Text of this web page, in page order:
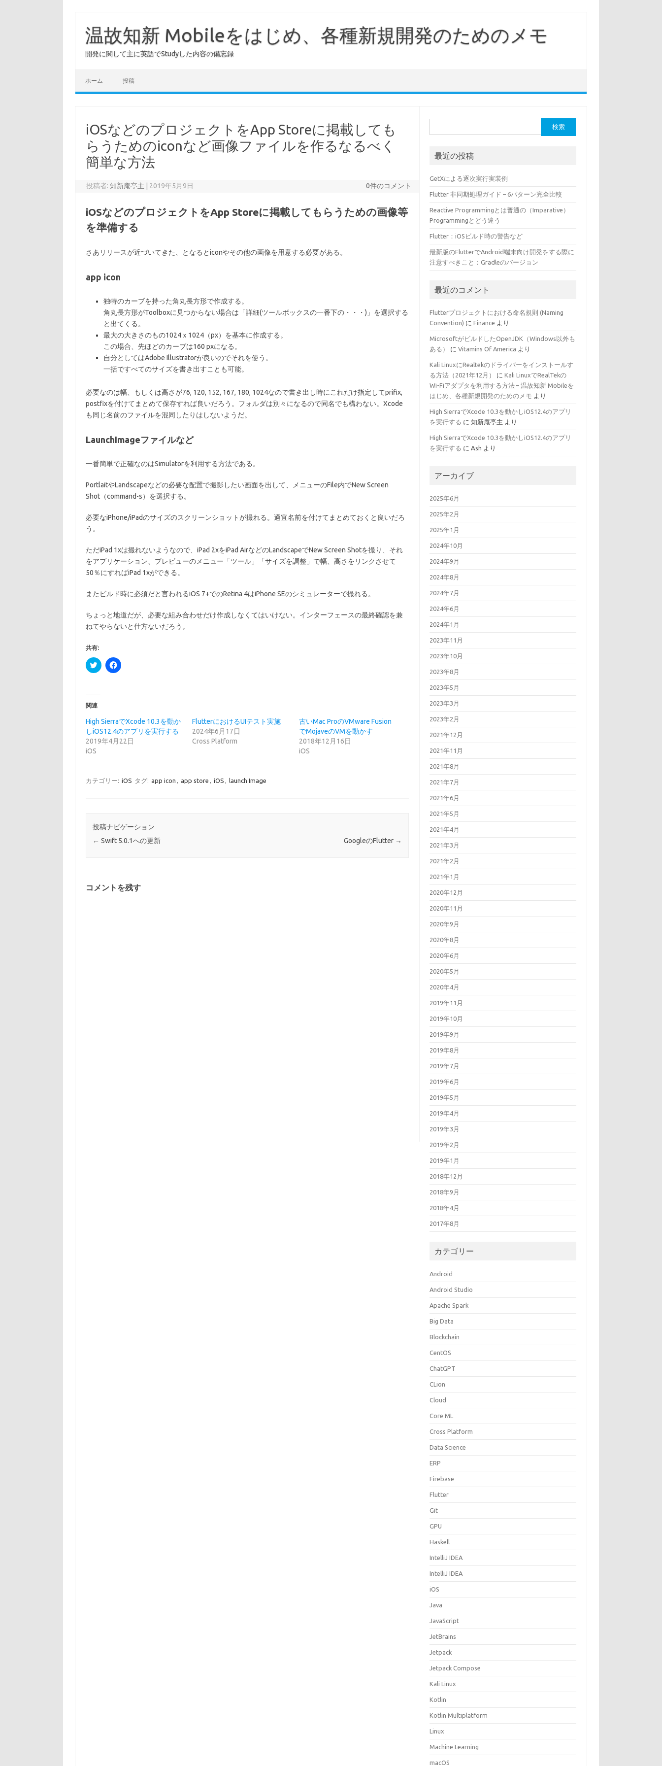
温故知新 Mobileをはじめ、各種新規開発のためのメモ
開発に関して主に英語でStudyした内容の備忘録
ホーム 投稿
iOSなどのプロジェクトをApp Storeに掲載しても
らうためのiconなど画像ファイルを作るなるべく
簡単な方法
投稿者:知新庵亭主 2019年5月9日 0件のコメント
iOSなどのプロジェクトをApp Storeに掲載してもらうための画像等
を準備する
さあリリースが近づいてきた、となるとiconやその他の画像を用意する必要がある。
app icon
独特のカーブを持った角丸長方形で作成する。
角丸長方形がToolboxに見つからない場合は「詳細(ツールボックスの一番下の・・・)」を選択する
と出てくる。
最大の大きさのもの1024ｘ1024（px）を基本に作成する。
この場合、先ほどのカーブは160 pxになる。
自分としてはAdobe Illustratorが良いのでそれを使う。
一括ですべてのサイズを書き出すことも可能。
必要なのは幅、もしくは高さが76, 120, 152, 167, 180, 1024なので書き出し時にこれだけ指定してprifix,
postfixを付けてまとめて保存すれば良いだろう。フォルダは別々になるので同名でも構わない。Xcode
も同じ名前のファイルを混同したりはしないようだ。
LaunchImageファイルなど
一番簡単で正確なのはSimulatorを利用する方法である。
PortlaitやLandscapeなどの必要な配置で撮影したい画面を出して、メニューのFile内でNew Screen
Shot（command-s）を選択する。
必要なiPhone/iPadのサイズのスクリーンショットが撮れる。適宜名前を付けてまとめておくと良いだろ
う。
ただiPad 1xは撮れないようなので、iPad 2xをiPad AirなどのLandscapeでNew Screen Shotを撮り、それ
をアプリケーション、プレビューのメニュー「ツール」「サイズを調整」で幅、高さをリンクさせて
50％にすればiPad 1xができる。
またビルド時に必須だと言われるiOS 7+でのRetina 4はiPhone SEのシミュレーターで撮れる。
ちょっと地道だが、必要な組み合わせだけ作成しなくてはいけない。インターフェースの最終確認を兼
ねてやらないと仕方ないだろう。
共有:
ク
リ
て
t
t
e
r
し
い
で
開
き
ま
F
a
共
有
す
る
に
ク
し
(
新
し
い
開
き
関連
High SierraでXcode 10.3を動か
しiOS12.4のアプリを実行する
2019年4月22日
iOS
FlutterにおけるUIテスト実施
2024年6月17日
Cross Platform
古いMac ProのVMware Fusion
でMojaveのVMを動かす
2018年12月16日
iOS
カテゴリー: iOS タグ: app icon , app store , iOS , launch Image
投稿ナビゲーション
← Swift 5.0.1への更新 GoogleのFlutter →
コメントを残す
索:
最近の投稿
GetXによる逐次実行実装例
Flutter 非同期処理ガイド – 6パターン完全比較
Reactive Programmingとは普通の（Imparative）
Programmingとどう違う
Flutter：iOSビルド時の警告など
最新版のFlutterでAndroid端末向け開発をする際に
注意すべきこと：Gradleのバージョン
最近のコメント
Flutterプロジェクトにおける命名規則 (Naming
Convention) にFinance より
MicrosoftがビルドしたOpenJDK（Windows以外も
ある）
にVitamins Of America より
Kali LinuxにRealtekのドライバーをインストールす
る方法（2021年12月）
にKali LinuxでRealTekの
Wi-Fiアダプタを利用する方法 – 温故知新 Mobileを
はじめ、各種新規開発のためのメモ より
High SierraでXcode 10.3を動かしiOS12.4のアプリ
を実行する に知新庵亭主 より
High SierraでXcode 10.3を動かしiOS12.4のアプリ
を実行する にAsh より
アーカイブ
2025年6月
2025年2月
2025年1月
2024年10月
2024年9月
2024年8月
2024年7月
2024年6月
2024年1月
2023年11月
2023年10月
2023年8月
2023年5月
2023年3月
2023年2月
2021年12月
2021年11月
2021年8月
2021年7月
2021年6月
2021年5月
2021年4月
2021年3月
2021年2月
2021年1月
2020年12月
2020年11月
2020年9月
2020年8月
2020年6月
2020年5月
2020年4月
2019年11月
2019年10月
2019年9月
2019年8月
2019年7月
2019年6月
2019年5月
2019年4月
2019年3月
2019年2月
2019年1月
2018年12月
2018年9月
2018年4月
2017年8月
カテゴリー
Android
Android Studio
Apache Spark
Big Data
Blockchain
CentOS
ChatGPT
CLion
Cloud
Core ML
Cross Platform
Data Science
ERP
Firebase
Flutter
Git
GPU
Haskell
IntelliJ IDEA
IntelliJ IDEA
iOS
Java
JavaScript
JetBrains
Jetpack
Jetpack Compose
Kali Linux
Kotlin
Kotlin Multiplatform
Linux
Machine Learning
macOS